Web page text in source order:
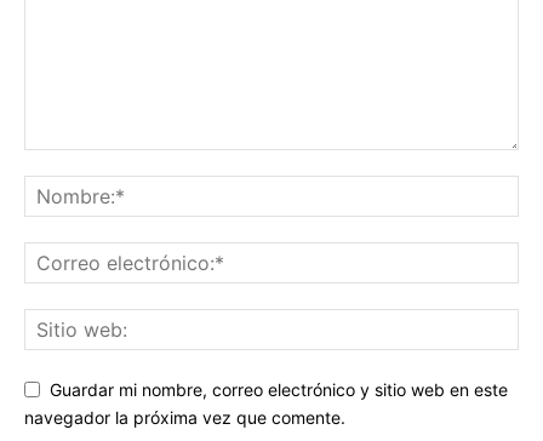
Guardar mi nombre, correo electrónico y sitio web en este
navegador la próxima vez que comente.